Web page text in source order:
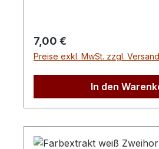
Farbstabilität.Wir empfehlen zum
unsere Lackierpinsel (Best.-
1755) mit reinen hellen China Borsten,
Wulstbleche und braun
Regulärer Preis:
7,00 €
Preise exkl. MwSt. zzgl.
In den